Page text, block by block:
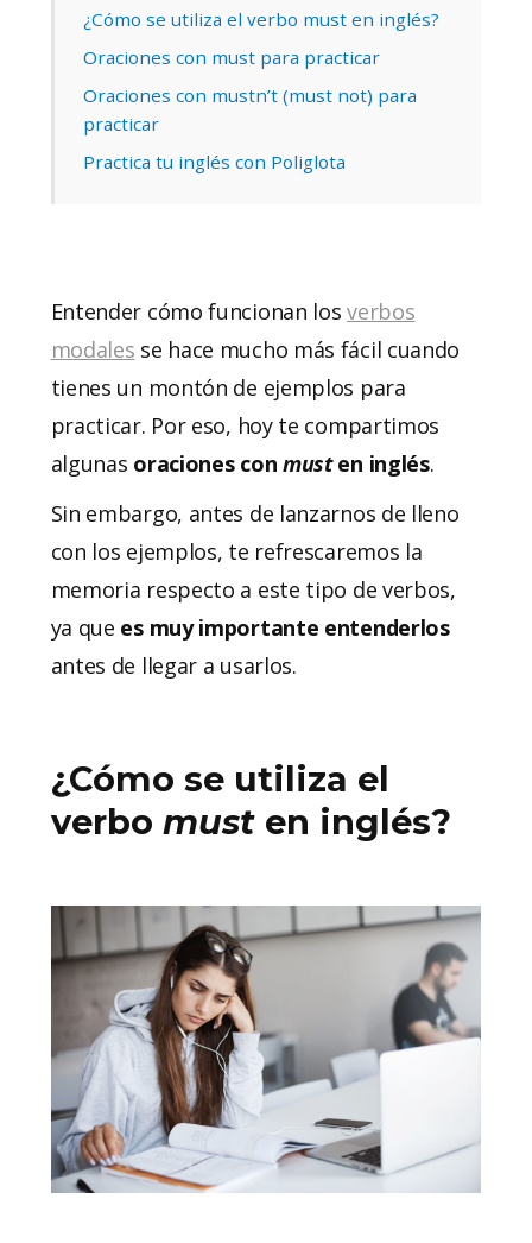
¿Cómo se utiliza el verbo must en inglés?
Oraciones con must para practicar
Oraciones con mustn’t (must not) para
practicar
Practica tu inglés con Poliglota
Entender cómo funcionan losverbos
modales se hace mucho más fácil cuando
tienes un montón de ejemplos para
practicar. Por eso, hoy te compartimos
algunas oraciones con musten inglés.
Sin embargo, antes de lanzarnos de lleno
con los ejemplos, te refrescaremos la
memoria respecto a este tipo de verbos,
ya que es muy importante entenderlos
antes de llegar a usarlos.
¿Cómo se utiliza el
verbo musten inglés?